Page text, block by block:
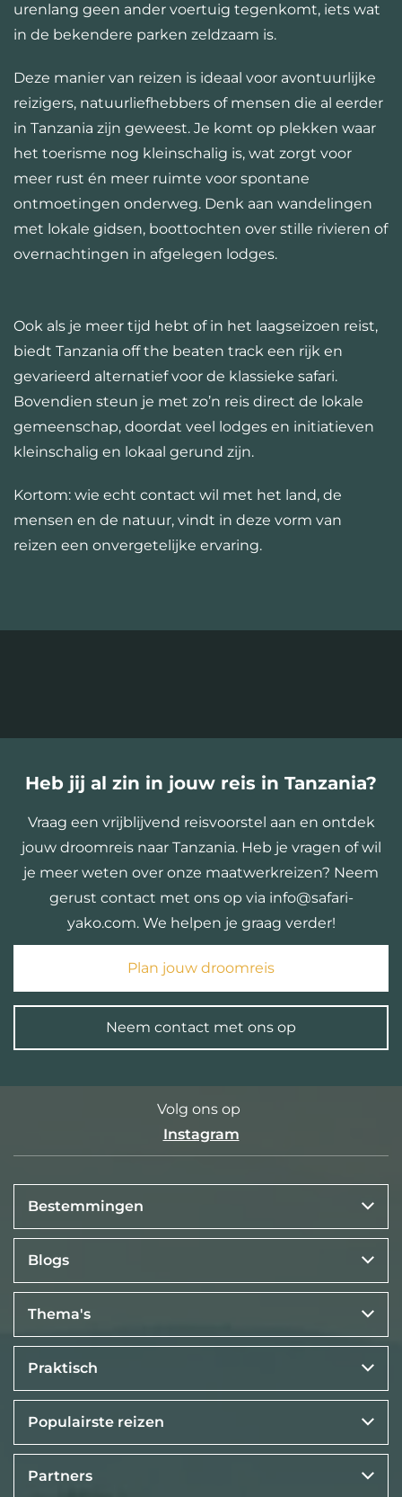
urenlang geen ander voertuig tegenkomt, iets wat
in de bekendere parken zeldzaam is.
Deze manier van reizen is ideaal voor avontuurlijke
reizigers, natuurliefhebbers of mensen die al eerder
in Tanzania zijn geweest. Je komt op plekken waar
het toerisme nog kleinschalig is, wat zorgt voor
meer rust én meer ruimte voor spontane
ontmoetingen onderweg. Denk aan wandelingen
met lokale gidsen, boottochten over stille rivieren of
overnachtingen in afgelegen lodges.
Ook als je meer tijd hebt of in het laagseizoen reist,
biedt Tanzania off the beaten track een rijk en
gevarieerd alternatief voor de klassieke safari.
Bovendien steun je met zo’n reis direct de lokale
gemeenschap, doordat veel lodges en initiatieven
kleinschalig en lokaal gerund zijn.
Kortom: wie echt contact wil met het land, de
mensen en de natuur, vindt in deze vorm van
reizen een onvergetelijke ervaring.
Heb jij al zin in jouw reis in Tanzania?
Vraag een vrijblijvend reisvoorstel aan en ontdek
jouw droomreis naar Tanzania. Heb je vragen of wil
je meer weten over onze maatwerkreizen? Neem
gerust contact met ons op via info@safari-
yako.com. We helpen je graag verder!
Plan jouw droomreis
Neem contact met ons op
Volg ons op
Instagram
Bestemmingen
Blogs
Thema's
Praktisch
Populairste reizen
Partners